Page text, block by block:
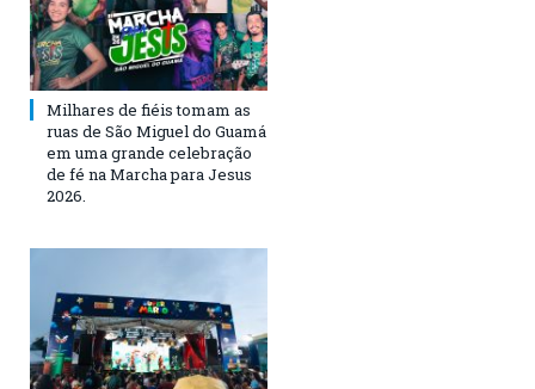
Milhares de fiéis tomam as
ruas de São Miguel do Guamá
em uma grande celebração
de fé na Marcha para Jesus
2026.